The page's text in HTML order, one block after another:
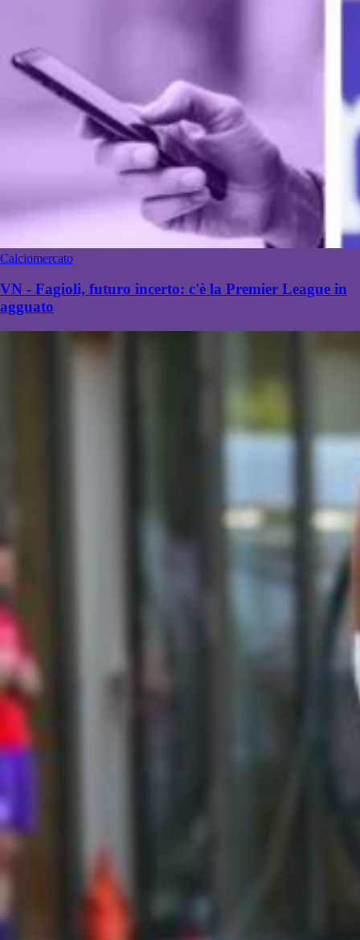
Calciomercato
VN - Fagioli, futuro incerto: c'è la Premier League in
agguato